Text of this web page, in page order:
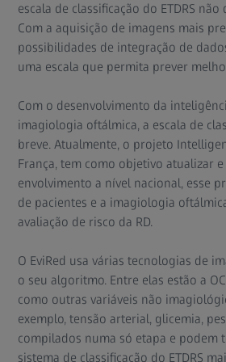
escala de classificação do ETDRS
Com a aquisição de imagens mais
possibilidades de integração de
uma escala que permita prever
Com o desenvolvimento da
imagiologia oftálmica, a escala de
breve. Atualmente, o projeto
França, tem como objetivo atualizar e
envolvimento a nível nacional, esse
de pacientes e a imagiologia
avaliação de risco da RD.
O EviRed usa várias tecnologias de
o seu algoritmo. Entre elas estão a
como outras variáveis não
exemplo, tensão arterial, glicemia,
compilados numa só etapa e
sistema de classificação do ETDRS